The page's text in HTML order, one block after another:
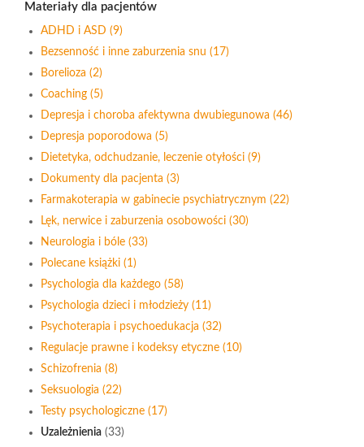
Materiały dla pacjentów
ADHD i ASD (9)
Bezsenność i inne zaburzenia snu (17)
Borelioza (2)
Coaching (5)
Depresja i choroba afektywna dwubiegunowa (46)
Depresja poporodowa (5)
Dietetyka, odchudzanie, leczenie otyłości (9)
Dokumenty dla pacjenta (3)
Farmakoterapia w gabinecie psychiatrycznym (22)
Lęk, nerwice i zaburzenia osobowości (30)
Neurologia i bóle (33)
Polecane książki (1)
Psychologia dla każdego (58)
Psychologia dzieci i młodzieży (11)
Psychoterapia i psychoedukacja (32)
Regulacje prawne i kodeksy etyczne (10)
Schizofrenia (8)
Seksuologia (22)
Testy psychologiczne (17)
Uzależnienia (33)